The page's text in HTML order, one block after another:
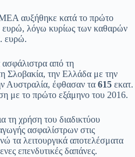
αυξήθηκε κατά το πρώτο
ευρώ, λόγω κυρίως των καθαρών
ευρώ.
ασφάλιστρα από τη
Σλοβακία, την Ελλάδα με την
Αυστραλία, έφθασαν τα 615 εκατ.
με το πρώτο εξάμηνο του 2016.
τη χρήση του διαδικτύου
ασφαλίστρων στις
τα λειτουργικά αποτελέσματα
επενδυτικές δαπάνες.